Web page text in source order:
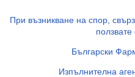
При възникване на спор,
Български
Изпълнителна